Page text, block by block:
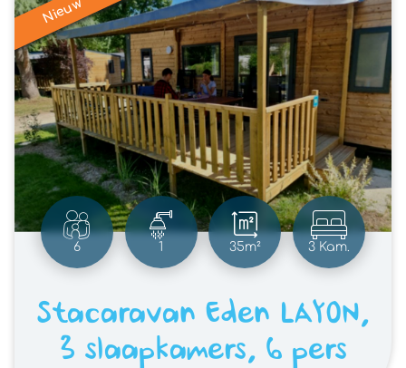
Nieuw
6 1 35m² 3 Kam.
Stacaravan Eden LAYON,
3 slaapkamers, 6 pers